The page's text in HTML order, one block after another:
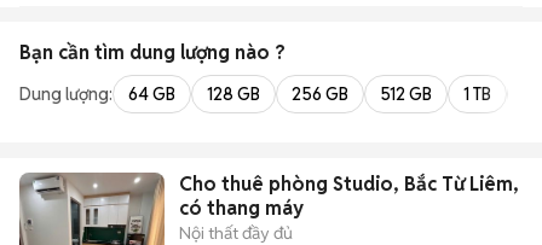
Bạn cần tìm dung lượng nào ?
Dung lượng: 64 GB 128 GB 256 GB 512 GB 1 TB
Cho thuê phòng Studio, Bắc Từ Liêm,
có thang máy
Nội thất đầy đủ